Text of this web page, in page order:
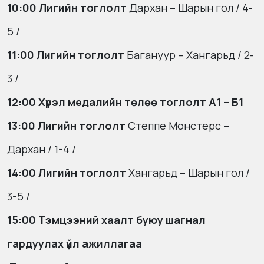
10:00 Лигийн тоглолт Дархан – Шарын гол / 4-
5 /
11:00 Лигийн тоглолт Багануур – Хангарьд / 2-
3 /
12:00 Хүрэл медалийн төлөө тоглолт А1 – Б1
13:00 Лигийн тоглолт Степпе Монстерс –
Дархан / 1-4 /
14:00 Лигийн тоглолт Хангарьд – Шарын гол /
3-5 /
15:00 Тэмцээний хаалт буюу шагнал
гардуулах үйл ажиллагаа